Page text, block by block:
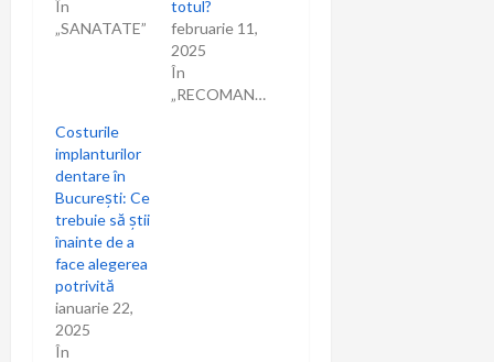
În
„SANATATE”
totul?
februarie 11,
2025
În
„RECOMANDARI”
Costurile
implanturilor
dentare în
București: Ce
trebuie să știi
înainte de a
face alegerea
potrivită
ianuarie 22,
2025
În